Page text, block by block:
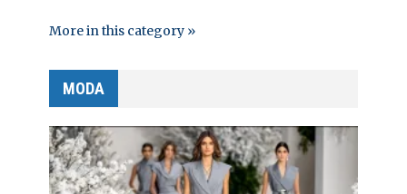
More in this category »
MODA